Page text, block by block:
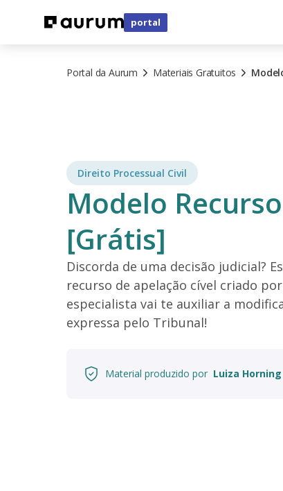
portal
Portal da Aurum Materiais Gratuitos
Direito Processual Civil
Modelo
[Grátis]
Discorda de uma decisão judicial?
recurso de apelação cível criado
especialista vai te auxiliar a
expressa pelo Tribunal!
Material produzido por Luiza Horning